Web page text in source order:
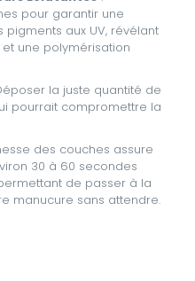
pour garantir une
aux UV, révélant
une polymérisation
la juste quantité de
pourrait compromettre la
des couches assure
30 à 60 secondes
de passer à la
manucure sans attendre.